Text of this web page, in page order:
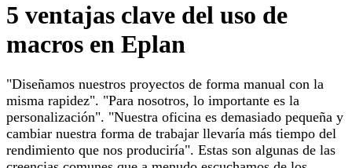
5 ventajas clave del uso de
macros en Eplan
"Diseñamos nuestros proyectos de forma manual con la
misma rapidez". "Para nosotros, lo importante es la
personalización". "Nuestra oficina es demasiado pequeña y
cambiar nuestra forma de trabajar llevaría más tiempo del
rendimiento que nos produciría". Estas son algunas de las